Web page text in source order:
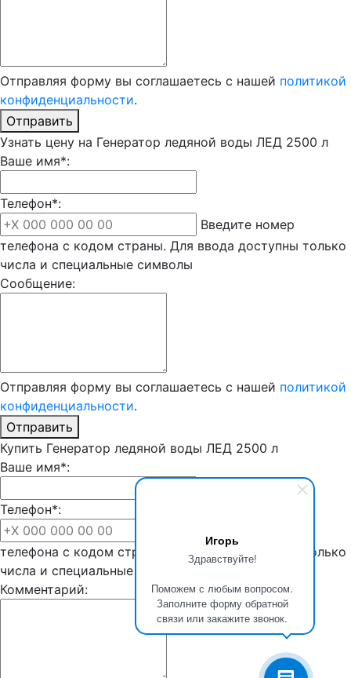
Игорь
Здравствуйте!
Поможем с любым вопросом.
Заполните форму обратной
связи или закажите звонок.
Отправляя форму вы соглашаетесь с нашей политикой
конфиденциальности.
Отправить
Узнать цену на Генератор ледяной воды ЛЕД 2500 л
Ваше имя*:
Телефон*:
Введите номер
телефона с кодом страны. Для ввода доступны только
числа и специальные символы
Сообщение:
Отправляя форму вы соглашаетесь с нашей политикой
конфиденциальности.
Отправить
Купить Генератор ледяной воды ЛЕД 2500 л
Ваше имя*:
Телефон*:
телефона с кодом страны. Для ввода доступны только
числа и специальные символы
Комментарий: